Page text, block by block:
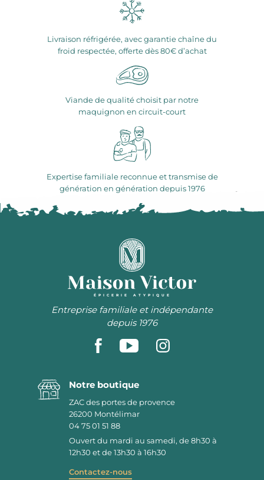
Livraison réfrigérée, avec garantie chaîne du
froid respectée, offerte dès 80€ d’achat
Viande de qualité choisit par notre
maquignon en circuit-court
Expertise familiale reconnue et transmise de
génération en génération depuis 1976
ÉPICERIE ATYPIQUE
Entreprise familiale et indépendante
depuis 1976
Notre boutique
ZAC des portes de provence
26200 Montélimar
04 75 01 51 88
Ouvert du mardi au samedi, de 8h30 à
12h30 et de 13h30 à 16h30
Contactez-nous